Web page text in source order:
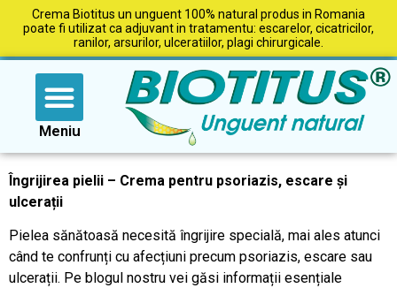
Crema Biotitus un unguent 100% natural produs in Romania
poate fi utilizat ca adjuvant in tratamentu: escarelor, cicatricilor,
ranilor, arsurilor, ulceratiilor, plagi chirurgicale.
Meniu
Îngrijirea pielii – Crema pentru psoriazis, escare și
ulcerații
Pielea sănătoasă necesită îngrijire specială, mai ales atunci
când te confrunți cu afecțiuni precum psoriazis, escare sau
ulcerații. Pe blogul nostru vei găsi informații esențiale